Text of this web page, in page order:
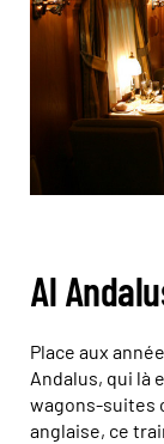
Al
Place aux
Andalus, qui là
wagons-suites
anglaise, ce